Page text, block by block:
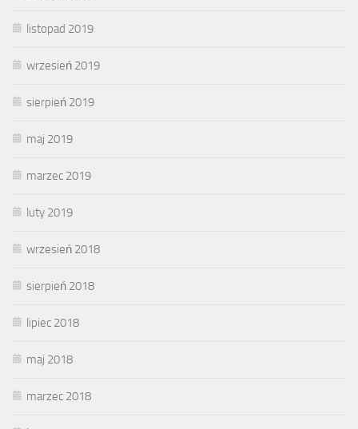
listopad 2019
wrzesień 2019
sierpień 2019
maj 2019
marzec 2019
luty 2019
wrzesień 2018
sierpień 2018
lipiec 2018
maj 2018
marzec 2018